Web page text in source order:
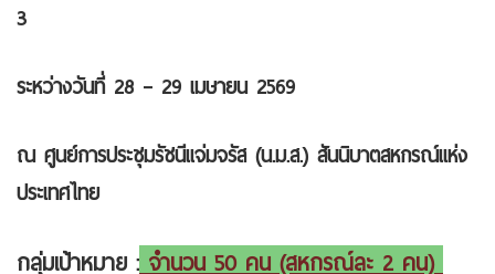
3
ระหว่างวันที่ 28 – 29 เมษายน 2569
ณ ศูนย์การประชุมรัชนีแจ่มจรัส (น.ม.ส.) สันนิบาตสหกรณ์แห่ง
ประเทศไทย
กลุ่มเป้าหมาย :จำนวน 50 คน (สหกรณ์ละ 2 คน)